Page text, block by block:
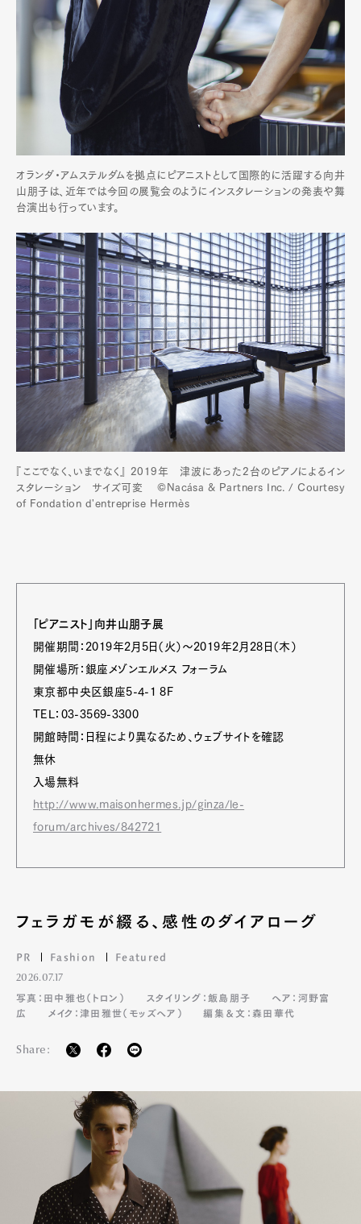
オランダ・アムステルダムを拠点にピアニストとして国際的に活躍する向井
山朋子は、近年では今回の展覧会のようにインスタレーションの発表や舞
台演出も行っています。
『ここでなく、いまでなく』 2019年 津波にあった2台のピアノによるイン
スタレーション サイズ可変 ©Nacása & Partners Inc. / Courtesy
of Fondation d'entreprise Hermès
「ピアニスト」向井山朋子展
開催期間：2019年2月5日（火）～2019年2月28日（木）
開催場所：銀座メゾンエルメス フォーラム
東京都中央区銀座5-4-1 8F
TEL：03-3569-3300
開館時間：日程により異なるため、ウェブサイトを確認
無休
入場無料
http://www.maisonhermes.jp/ginza/le-
forum/archives/842721
フェラガモが綴る、感性のダイアローグ
PR Fashion Featured
2026.07.17
写真：田中雅也（トロン）
スタイリング：飯島朋子
ヘア：河野富
広
メイク：津田雅世（モッズヘア） 編集＆文：森田華代
Share: